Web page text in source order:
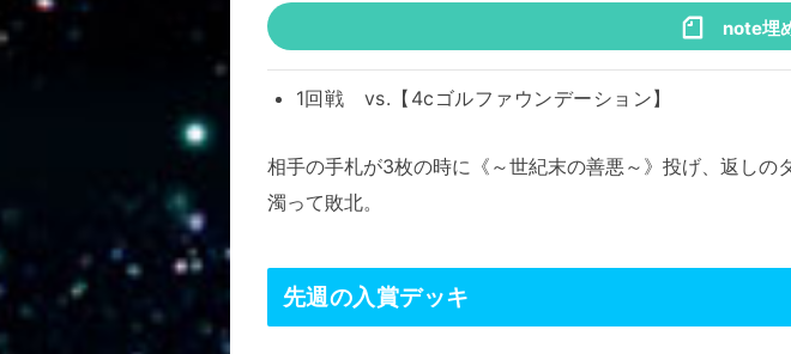
note埋
1回戦 vs.【4cゴルファウンデーション】
相手の手札が3枚の時に《 ～世紀末の善悪～ 》投げ、返しの
濁って敗北。
先週の入賞デッキ